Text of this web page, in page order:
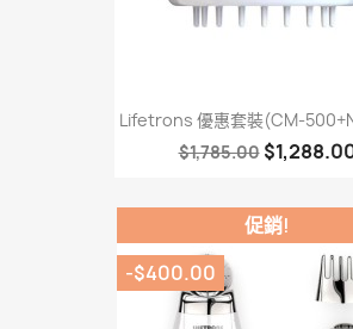
Lifetrons 優惠套裝(CM-
$1,785.00
促銷!
-$400.00